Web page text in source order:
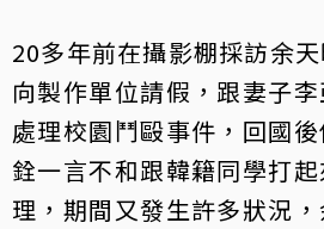
20多年前在攝影棚採訪余
向製作單位請假，跟妻子
處理校園鬥毆事件，回國
銓一言不和跟韓籍同學打
理，期間又發生許多狀況